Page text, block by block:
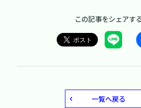
この記事をシェアす
一覧へ戻る